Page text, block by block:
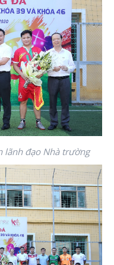
lãnh đạo Nhà trường